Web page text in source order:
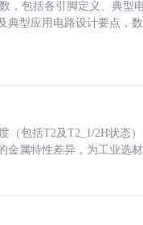
，包括各引脚定义、典
典型应用电路设计要点，
（包括T2及T2_1/2H状态
属特性差异，为工业选材